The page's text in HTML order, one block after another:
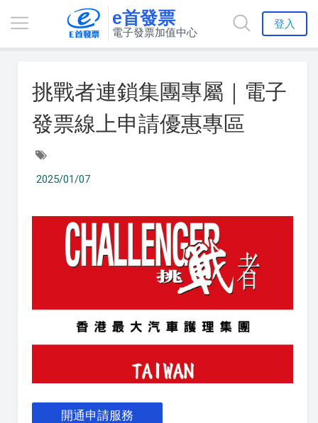
e首發票
電子發票加值中心
登入
挑戰者連鎖集團專屬｜電子
發票線上申請優惠專區
2025/01/07
開通申請服務